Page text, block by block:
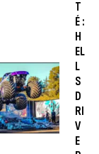
T
É :
H
EL
L
S
D
RI
V
E